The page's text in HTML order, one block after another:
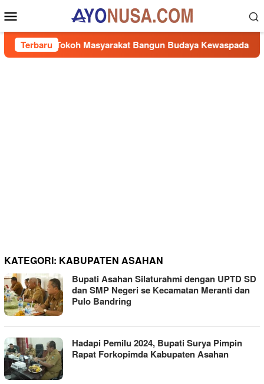
ke
kontenMobile
Terbaru
Tokoh Masyarakat Bangun Budaya Kewaspadaan
KATEGORI: KABUPATEN ASAHAN
Bupati Asahan Silaturahmi dengan UPTD SD
dan SMP Negeri se Kecamatan Meranti dan
Pulo Bandring
Hadapi Pemilu 2024, Bupati Surya Pimpin
Rapat Forkopimda Kabupaten Asahan